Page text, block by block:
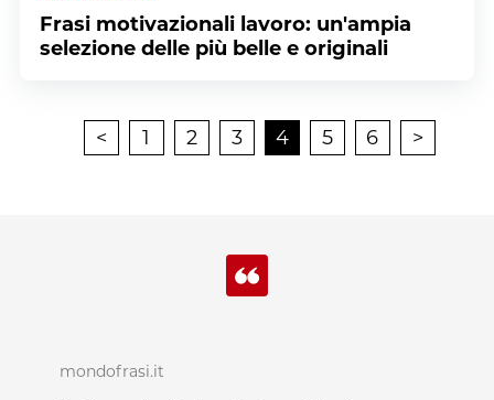
Frasi motivazionali lavoro: un'ampia
selezione delle più belle e originali
< 1 2 3 4 5 6 >
mondofrasi.it